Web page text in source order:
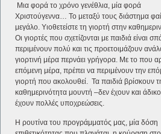
Μια φορά το χρόνο γενέθλια, μία φορά
Χριστούγεννα… Το μεταξύ τους διάστημα
μεγάλο. Υιοθετείστε τη γιορτή στην
Οι γιορτές που σχετίζονται με παιδιά είναι
περιμένουν πολύ και τις προετοιμάζουν
γιορτινή μέρα περνάει γρήγορα. Με το που
επόμενη μέρα, πρέπει να περιμένουν την
γιορτή που ακολουθεί. Τα παιδιά βρίσκουν
καθημερινότητα μουντή –δεν έχουν και
έχουν πολλές υποχρεώσεις.
Η ρουτίνα του προγράμματός μας, μία δόση